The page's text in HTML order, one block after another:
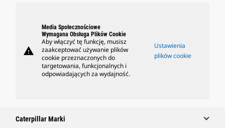
warning
Media Społecznościowe
Wymagana Obsługa Plików Cookie
Aby włączyć tę funkcję, musisz
zaakceptować używanie plików
cookie przeznaczonych do
targetowania, funkcjonalnych i
odpowiadających za wydajność.
Ustawienia
plików cookie
Caterpillar Marki